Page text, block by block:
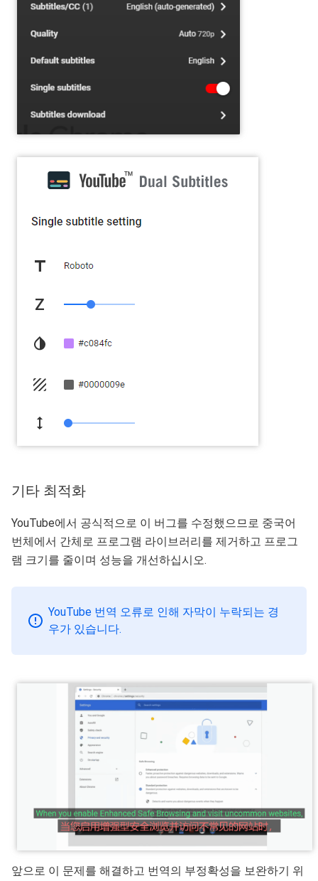
기타 최적화
YouTube에서 공식적으로 이 버그를 수정했으므로 중국어
번체에서 간체로 프로그램 라이브러리를 제거하고 프로그
램 크기를 줄이며 성능을 개선하십시오.
YouTube 번역 오류로 인해 자막이 누락되는 경
우가 있습니다.
앞으로 이 문제를 해결하고 번역의 부정확성을 보완하기 위